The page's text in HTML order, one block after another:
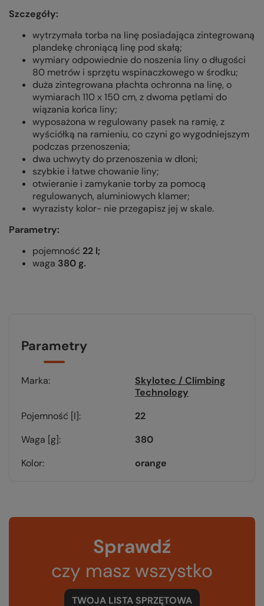
Szczegóły:
wytrzymała torba na linę posiadająca zintegrowaną
plandekę chroniącą linę pod skałą;
wymiary odpowiednie do noszenia liny o długości
80 metrów i sprzętu wspinaczkowego w środku;
duża zintegrowana płachta ochronna na linę, o
wymiarach 110 x 150 cm, z dwoma pętlami do
wiązania końca liny;
wyposażona w regulowany pasek na ramię, z
wyściółką na ramieniu, co czyni go wygodniejszym
podczas przenoszenia;
dwa uchwyty do przenoszenia w dłoni;
szybkie i łatwe chowanie liny;
otwieranie i zamykanie torby za pomocą
regulowanych, aluminiowych klamer;
wyrazisty kolor- nie przegapisz jej w skale.
Parametry:
pojemność 22 l;
waga 380 g.
Parametry
Marka
Skylotec / Climbing
Technology
Pojemność [l]
22
Waga [g]
380
Kolor
orange
Sprawdź
czy masz wszystko
TWOJA LISTA SPRZĘTOWA